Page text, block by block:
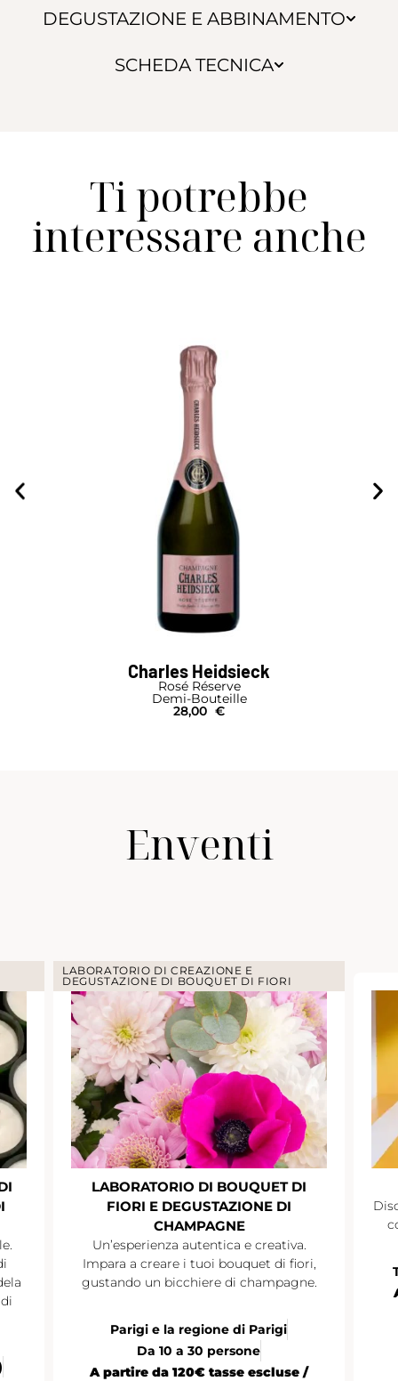
DEGUSTAZIONE E ABBINAMENTO
SCHEDA TECNICA
Ti potrebbe
interessare anche
Charles Heidsieck
Rosé Réserve
Demi-Bouteille
28,00 €
Enventi
LABORATORIO DI CREAZIONE E
DEGUSTAZIONE DI BOUQUET DI FIORI
LABORATORIO DI BOUQUET DI
FIORI E DEGUSTAZIONE DI
CHAMPAGNE
Un’esperienza autentica e creativa.
Impara a creare i tuoi bouquet di fiori,
gustando un bicchiere di champagne.
Parigi e la regione di Parigi
Da 10 a 30 persone
A partire da 120€ tasse escluse /